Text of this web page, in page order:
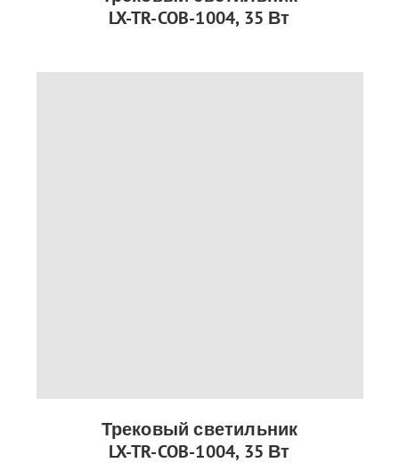
LX-TR-COB-1004, 35 Вт
Трековый светильник
LX-TR-COB-1004, 35 Вт